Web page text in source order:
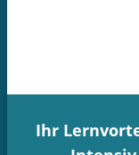
Ihr